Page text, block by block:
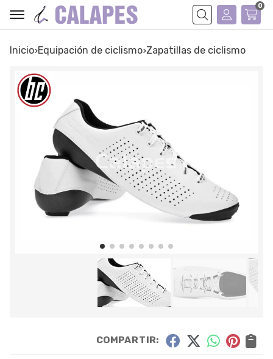
Buscar
0
Inicio equipación de ciclismo zapatillas de ciclismo
COMPARTIR: